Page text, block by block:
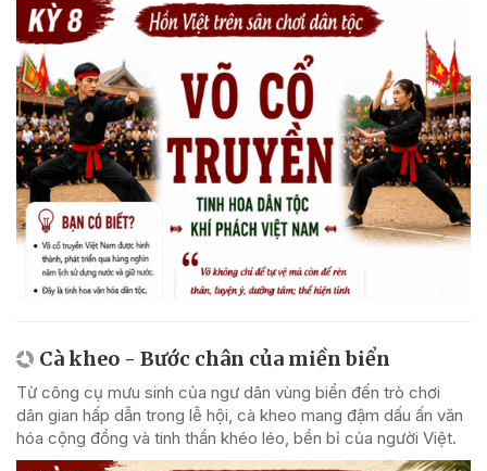
Cà kheo - Bước chân của miền biển
Từ công cụ mưu sinh của ngư dân vùng biển đến trò chơi
dân gian hấp dẫn trong lễ hội, cà kheo mang đậm dấu ấn văn
hóa cộng đồng và tinh thần khéo léo, bền bỉ của người Việt.